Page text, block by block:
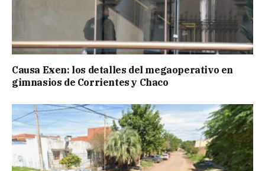
Causa Exen: los detalles del megaoperativo en
gimnasios de Corrientes y Chaco